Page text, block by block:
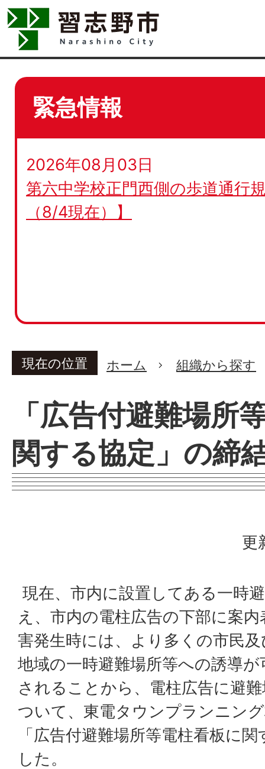
緊急情報
2026年08月03日
第六中学校正門西側の歩道通行
（8/4現在）】
現在の位置 ホーム 組織から探す
「広告付避難場所
関する協定」の締
更
現在、市内に設置してある一時
え、市内の電柱広告の下部に案
害発生時には、より多くの市民
地域の一時避難場所等への誘導
されることから、電柱広告に避
ついて、東電タウンプランニン
「広告付避難場所等電柱看板に
した。